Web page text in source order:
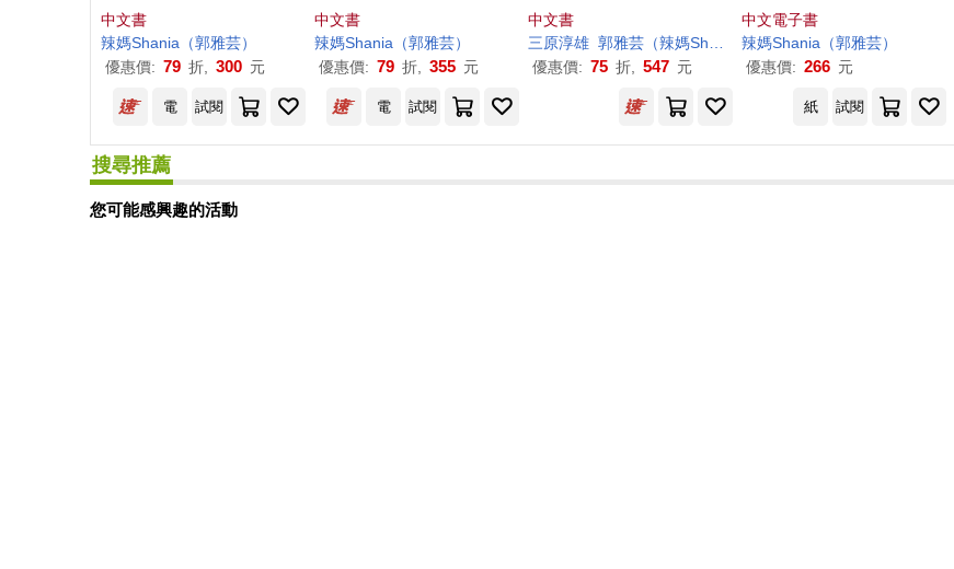
穩賺，資產不縮水
中文書
辣媽Shania （郭雅芸）
優惠價: 79 折, 300 元
你，活出不糾結的人生(隨
書超值加贈：辣媽
譜)
中文書
辣媽Shania （郭雅芸）
優惠價: 79 折, 355 元
中文書
三原淳雄 郭雅芸 （辣媽Shania ） 蕭仁志
優惠價: 75 折, 547 元
穩賺，資產不縮水 (電子
書)
中文電子書
辣媽Shania （郭雅芸）
優惠價: 266 元
電 試閱 電 試閱 紙 試閱
搜尋推薦
您可能感興趣的活動